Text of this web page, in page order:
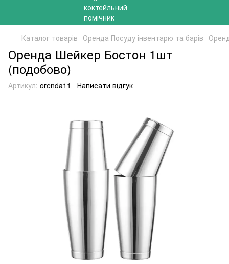
Каталог товарів Оренда Посуду інвентарю та барів
Оренда Шейкер Бостон 1шт
(подобово)
Артикул: orenda11 Написати відгук